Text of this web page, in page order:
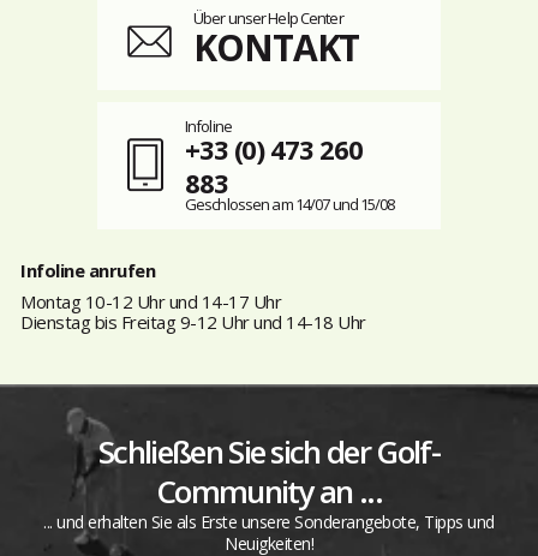
Über unser Help Center
KONTAKT
Infoline
+33 (0) 473 260
883
Geschlossen am 14/07 und 15/08
Infoline anrufen
Montag 10-12 Uhr und 14-17 Uhr
Dienstag bis Freitag 9-12 Uhr und 14-18 Uhr
Schließen Sie sich der Golf-
Community an ...
... und erhalten Sie als Erste unsere Sonderangebote, Tipps und
Neuigkeiten!